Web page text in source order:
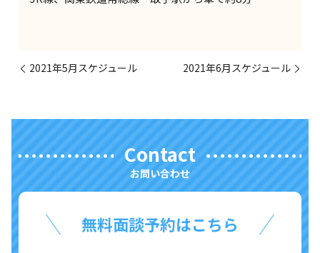
2021年5月スケジュール 2021年6月スケジュール
Contact
お問い合わせ
無料面談予約はこちら